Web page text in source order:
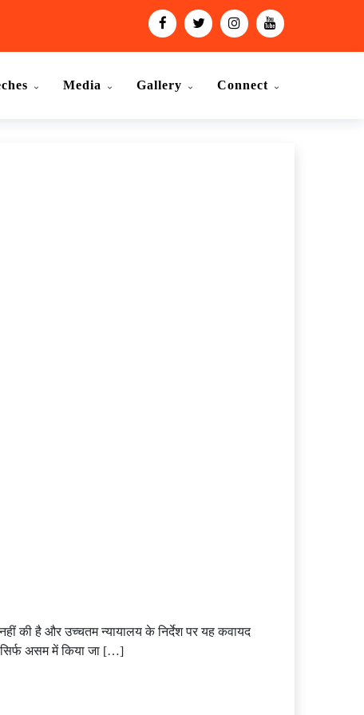
Media Gallery Connect
की है और उच्चतम न्यायालय के निर्देश पर यह कवायद
असम में किया जा […]